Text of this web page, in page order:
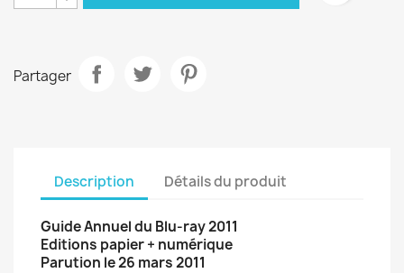
Partager
Description Détails du produit
Guide Annuel du Blu-ray 2011
Editions papier + numérique
Parution le 26 mars 2011